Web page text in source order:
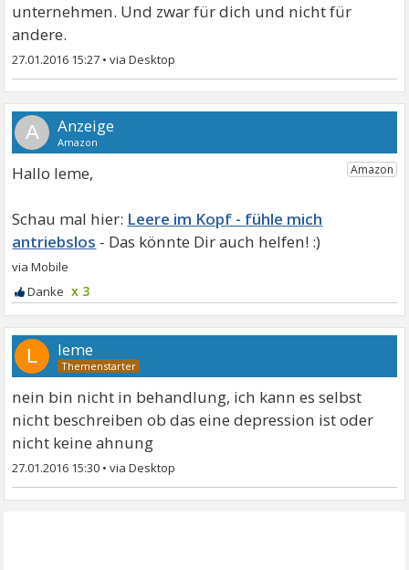
unternehmen. Und zwar für dich und nicht für
andere.
27.01.2016 15:27 •
A
Hallo leme,
Leere im Kopf - fühle mich
antriebslos
x 3
L leme
nein bin nicht in behandlung, ich kann es selbst
nicht beschreiben ob das eine depression ist oder
nicht keine ahnung
27.01.2016 15:30 •